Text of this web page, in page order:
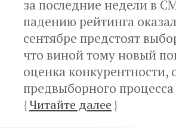
за последние недели в
падению рейтинга
сентябре предстоят
что виной тому новый
оценка конкурентности,
предвыборного
{Читайте далее}